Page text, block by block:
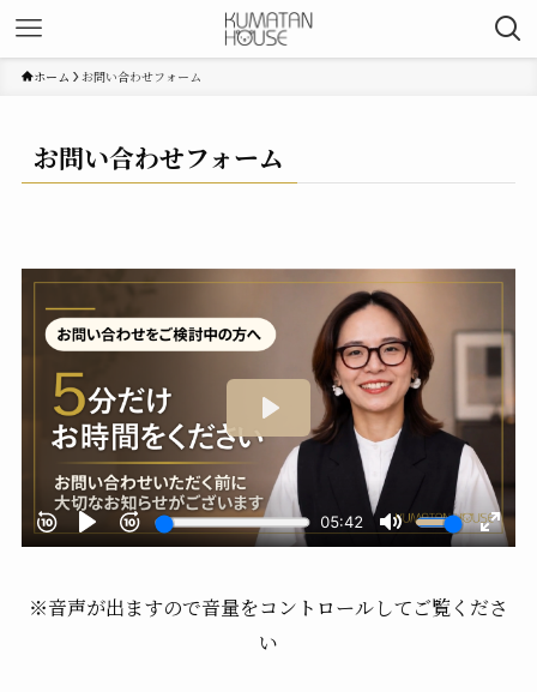
ホーム お問い合わせフォーム
お問い合わせフォーム
※音声が出ますので音量をコントロールしてご覧くださ
い